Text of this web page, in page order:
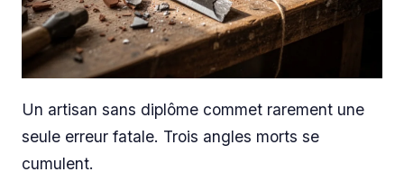
Un artisan sans diplôme commet rarement une
seule erreur fatale. Trois angles morts se
cumulent.